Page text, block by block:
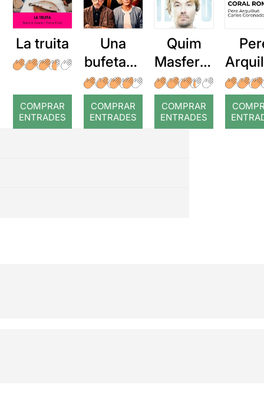
La truita
COMPRAR
ENTRADES
Una
bufetada
a temps
COMPRAR
ENTRADES
Quim
Masferre
r: Temps
COMPRAR
ENTRADES
: